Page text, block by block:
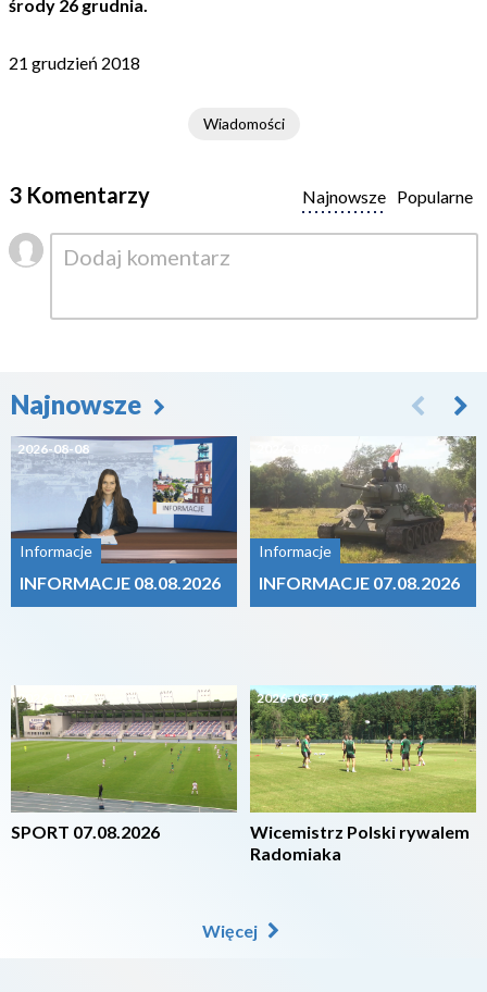
środy 26 grudnia.
21 grudzień 2018
Wiadomości
3 Komentarzy Popularne
Najnowsze
Najnowsze
2026-08-08
Informacje
INFORMACJE 08.08.2026
2026-08-07
SPORT 07.08.2026
Informacje
INFORMACJE 07.08.2026
2026-08-07
Wicemistrz Polski rywalem
Radomiaka
Więcej